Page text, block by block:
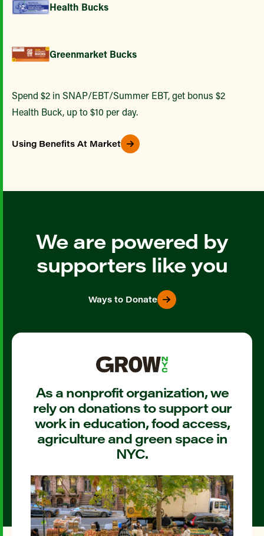
Health Bucks
Greenmarket Bucks
Spend $2 in SNAP/EBT/Summer EBT, get bonus $2
Health Buck, up to $10 per day.
Using Benefits At Market
We are powered by
supporters like you
Ways to Donate
As a nonprofit organization, we
rely on donations to support our
work in education, food access,
agriculture and green space in
NYC.